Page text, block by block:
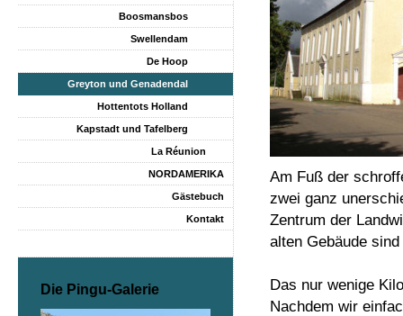
Am Fuß der
zwei ganz
Zentrum der
alten Gebäude
Das nur wenige
Nachdem wir
Boosmansbos
Swellendam
De Hoop
Greyton und Genadendal
Hottentots Holland
Kapstadt und Tafelberg
La Réunion
NORDAMERIKA
Gästebuch
Kontakt
Die Pingu-Galerie